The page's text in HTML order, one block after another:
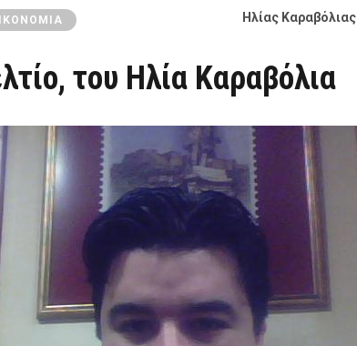
Ηλίας Καραβόλιας
του Ηλία Καραβόλια